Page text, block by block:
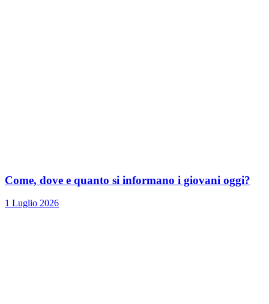
Come, dove e quanto si informano i giovani oggi?
1 Luglio 2026